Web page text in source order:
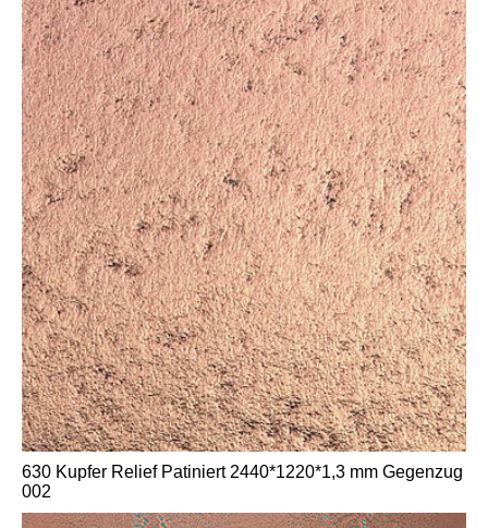
630 Kupfer Relief Patiniert 2440*1220*1,3 mm Gegenzug
002